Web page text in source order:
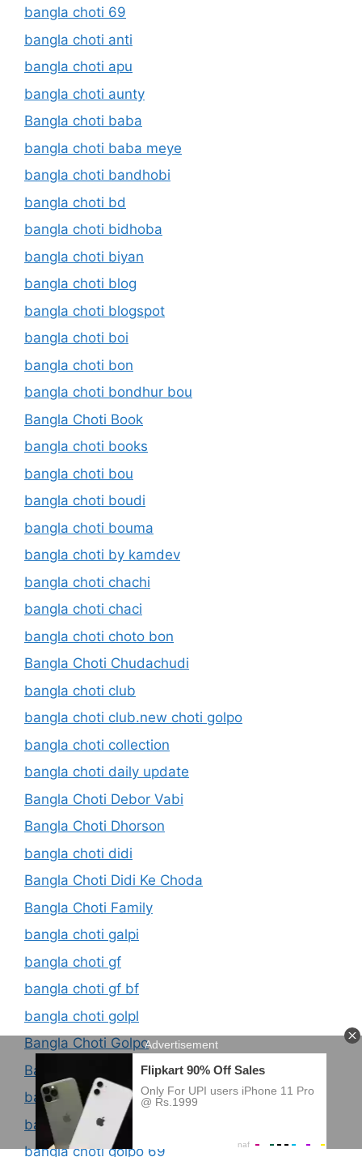
bangla choti 69
bangla choti anti
bangla choti apu
bangla choti aunty
Bangla choti baba
bangla choti baba meye
bangla choti bandhobi
bangla choti bd
bangla choti bidhoba
bangla choti biyan
bangla choti blog
bangla choti blogspot
bangla choti boi
bangla choti bon
bangla choti bondhur bou
Bangla Choti Book
bangla choti books
bangla choti bou
bangla choti boudi
bangla choti bouma
bangla choti by kamdev
bangla choti chachi
bangla choti chaci
bangla choti choto bon
Bangla Choti Chudachudi
bangla choti club
bangla choti club.new choti golpo
bangla choti collection
bangla choti daily update
Bangla Choti Debor Vabi
Bangla Choti Dhorson
bangla choti didi
Bangla Choti Didi Ke Choda
Bangla Choti Family
bangla choti galpi
bangla choti gf
bangla choti gf bf
bangla choti golpl
Bangla Choti Golpo
Bangla Choti Golpo 2021
bangla choti golpo 2022
bangla choti golpo 2023
bangla choti golpo 69